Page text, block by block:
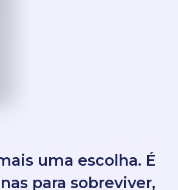
uma escolha. É
para sobreviver,